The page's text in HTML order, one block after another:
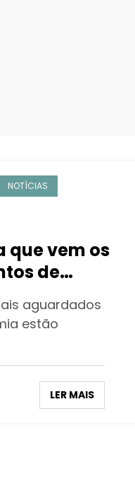
NOTÍCIAS
que vem os
de
aguardados
estão
LER MAIS